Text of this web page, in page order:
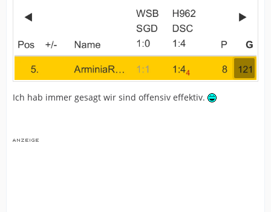
Ich hab immer gesagt wir sind offensiv effektiv.